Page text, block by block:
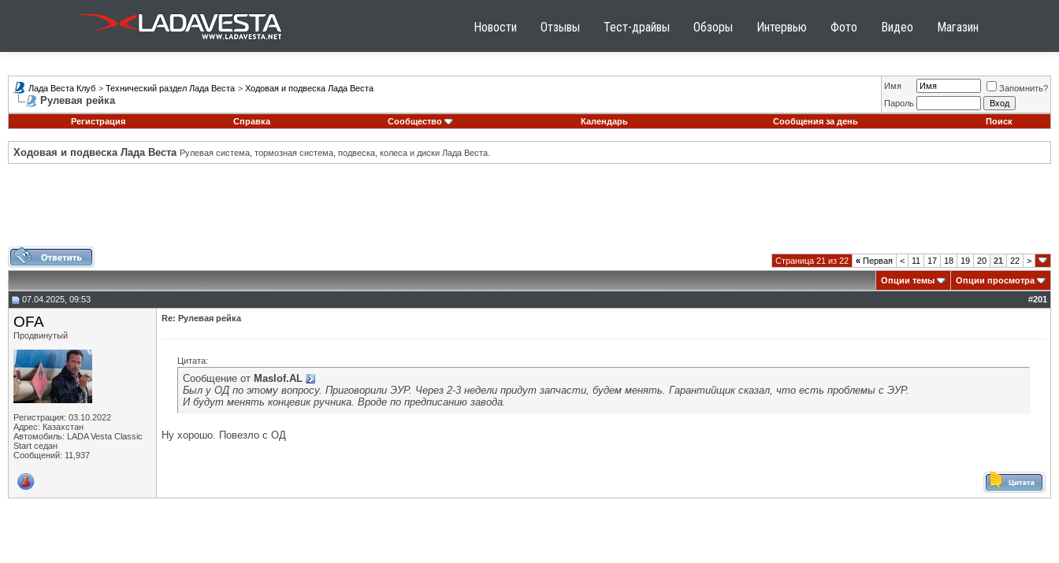
Новости Отзывы Тест-драйвы Обзоры Интервью Фото Видео Магазин
Лада Веста Клуб > Технический раздел Лада Веста > Ходовая и подвеска Лада Веста
Рулевая рейка
Имя
Запомнить?
Пароль
Регистрация
Справка Сообщество Календарь Сообщения за день Поиск
Ходовая и подвеска Лада Веста Рулевая система, тормозная система, подвеска, колеса и диски Лада Веста.
Страница 21 из 22 « Первая < 11 17 18 19 20 21 22 >
Опции темы
Опции просмотра
07.04.2025, 09:53
#201
OFA
Продвинутый
Регистрация: 03.10.2022
Адрес: Казахстан
Автомобиль: LADA Vesta Classic
Start седан
Сообщений: 11,937
Re: Рулевая рейка
Цитата:
Сообщение от Maslof.AL
Был у ОД по этому вопросу. Приговорили ЭУР. Через 2-3 недели придут запчасти, будем менять. Гарантийщик сказал, что есть проблемы с ЭУР.
И будут менять концевик ручника. Вроде по предписанию завода.
Ну хорошо. Повезло с ОД